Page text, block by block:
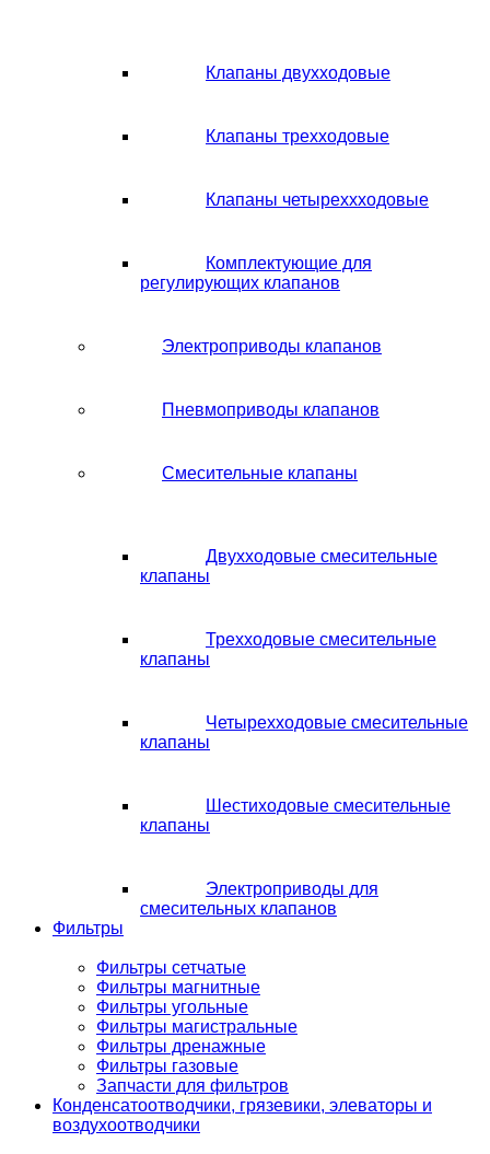
Клапаны двухходовые
Клапаны трехходовые
Клапаны четыреххходовые
Комплектующие для
регулирующих клапанов
Электроприводы клапанов
Пневмоприводы клапанов
Смесительные клапаны
Двухходовые смесительные
клапаны
Трехходовые смесительные
клапаны
Четырехходовые смесительные
клапаны
Шестиходовые смесительные
клапаны
Электроприводы для
смесительных клапанов
Фильтры
Фильтры сетчатые
Фильтры магнитные
Фильтры угольные
Фильтры магистральные
Фильтры дренажные
Фильтры газовые
Запчасти для фильтров
Конденсатоотводчики, грязевики, элеваторы и
воздухоотводчики